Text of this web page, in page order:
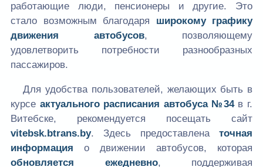
работающие люди, пенсионеры и другие. Это
стало возможным благодаря широкому графику
движения автобусов, позволяющему
удовлетворить потребности разнообразных
пассажиров.
Для удобства пользователей, желающих быть в
курсе актуального расписания автобуса №34в г.
Витебске, рекомендуется посещать сайт
vitebsk.btrans.by. Здесь предоставлена точная
информация о движении автобусов, которая
обновляется ежедневно, поддерживая